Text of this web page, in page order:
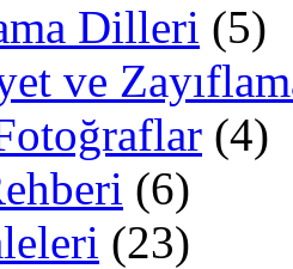
Dilleri (5)
ve
(4)
(6)
(23)